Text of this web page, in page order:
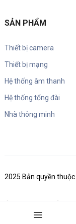
SẢN PHẨM
Thiết bị camera
Thiết bị mạng
Hệ thống âm thanh
Hệ thống tổng đài
Nhà thông minh
2025 Bản quyền